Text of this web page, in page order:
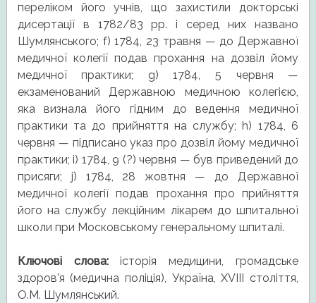
переліком його учнів, що захистили докторські
дисертації в 1782/83 рр. і серед них названо
Шумлянського; f) 1784, 23 травня — до Державної
медичної колегії подав прохання на дозвіл йому
медичної практики; g) 1784, 5 червня —
екзаменований Державною медичною колегією,
яка визнала його гідним до ведення медичної
практики та до прийняття на службу; h) 1784, 6
червня — підписано указ про дозвіл йому медичної
практики; i) 1784, 9 (?) червня — був приведений до
присяги; j) 1784, 28 жовтня — до Державної
медичної колегії подав прохання про прийняття
його на службу лекційним лікарем до шпитальної
школи при Московському генеральному шпиталі.
Ключові слова:історія медицини, громадське
здоров’я (медична поліція), Україна, XVIII століття,
О.М. Шумлянський.